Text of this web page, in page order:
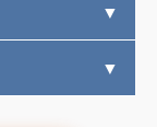
▼
▼